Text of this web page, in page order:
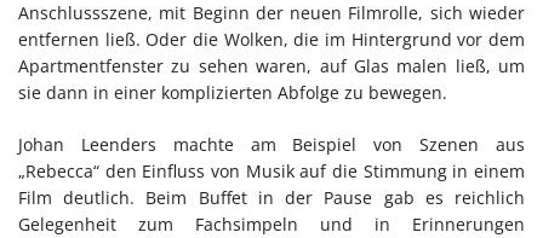
Anschlussszene, mit Beginn der neuen Filmrolle, sich wieder
entfernen ließ. Oder die Wolken, die im Hintergrund vor dem
Apartmentfenster zu sehen waren, auf Glas malen ließ, um
sie dann in einer komplizierten Abfolge zu bewegen.
Johan Leenders machte am Beispiel von Szenen aus
„Rebecca“ den Einfluss von Musik auf die Stimmung in einem
Film deutlich. Beim Buffet in der Pause gab es reichlich
Gelegenheit zum Fachsimpeln und in Erinnerungen